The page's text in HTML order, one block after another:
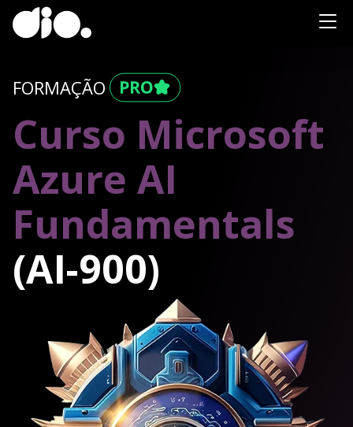
FORMAÇÃO
Curso Microsoft
Azure AI
Fundamentals
(AI-900)